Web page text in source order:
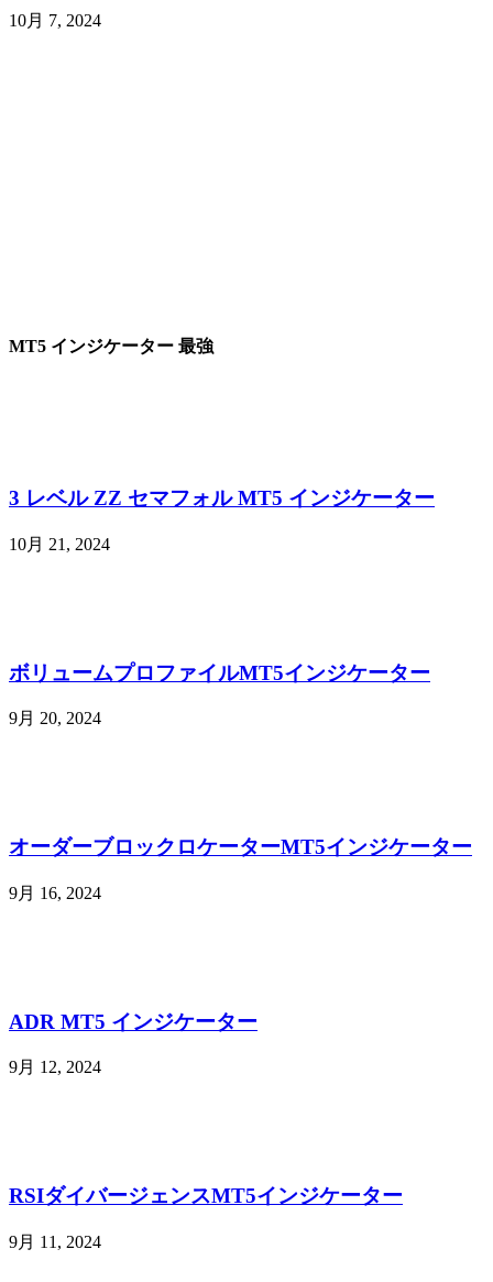
10月 7, 2024
MT5 インジケーター 最強
3 レベル ZZ セマフォル MT5 インジケーター
10月 21, 2024
ボリュームプロファイルMT5インジケーター
9月 20, 2024
オーダーブロックロケーターMT5インジケーター
9月 16, 2024
ADR MT5 インジケーター
9月 12, 2024
RSIダイバージェンスMT5インジケーター
9月 11, 2024